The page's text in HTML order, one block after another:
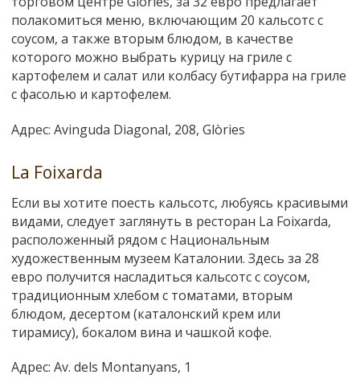
полакомиться меню, включающим 20 кальсотс с
соусом, а также вторым блюдом, в качестве
которого можно выбрать курицу на гриле с
картофелем и салат или колбасу бутифарра на гриле
с фасолью и картофелем.
Адрес: Avinguda Diagonal, 208, Glòries
La Foixarda
Если вы хотите поесть кальсотс, любуясь красивыми
видами, следует заглянуть в ресторан La Foixarda,
расположенный рядом с Национальным
художественным музеем Каталонии. Здесь за 28
евро получится насладиться кальсотс с соусом,
традиционным хлебом с томатами, вторым
блюдом, десертом (каталонский крем или
тирамису), бокалом вина и чашкой кофе.
Адрес: Av. dels Montanyans, 1